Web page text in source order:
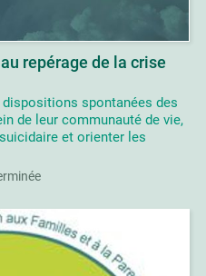
repérage de la crise
spontanées des
de leur communauté de vie,
et orienter les